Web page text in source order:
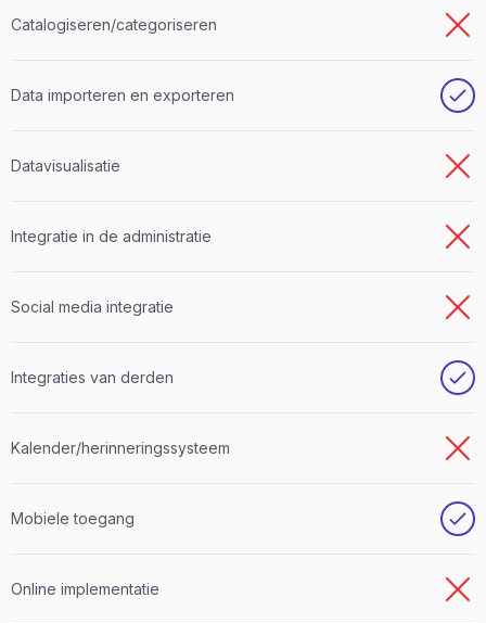
Catalogiseren/categoriseren
Data importeren en exporteren
Datavisualisatie
Integratie in de administratie
Social media integratie
Integraties van derden
Kalender/herinneringssysteem
Mobiele toegang
Online implementatie